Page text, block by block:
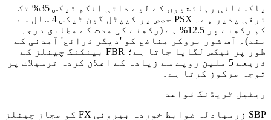
پاکستانی رہائشیوں کے لیے ذاتی انکم ٹیکس 35% تک
ترقی پذیر ہے۔ PSX حصص پر کیپٹل گین ٹیکس 4 سال سے
کم رکھنے پر 12.5% ہے (رکھنے کی مدت کے مطابق درجہ
بند)۔ آف شور بروکر منافع کو 'دیگر ذرائع' آمدنی کے
طور پر ٹیکس لگایا جاتا ہے؛ FBR بینکنگ چینلز کے
ذریعے 5 ملین روپے سے زیادہ کے اعلان کردہ ترسیلات پر
توجہ مرکوز کرتا ہے۔
ریٹیل ٹریڈنگ قواعد
SBP زرمبادلہ ضوابط خوردہ بیرونی FX کو مجاز چینلز